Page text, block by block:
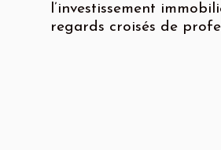
l’investissement
regards croisés de